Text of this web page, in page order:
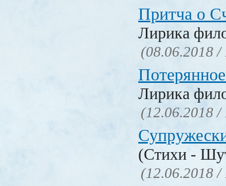
Притча о
Лирика
(08.06.2018 /
Лирика
(12.06.2018 /
(Стихи -
(12.06.2018 /